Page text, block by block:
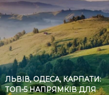
ЛЬВІВ, ОДЕСА, КАРПАТИ:
ТОП-5 НАПРЯМКІВ ДЛЯ